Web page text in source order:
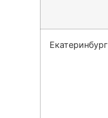
Екатеринбург